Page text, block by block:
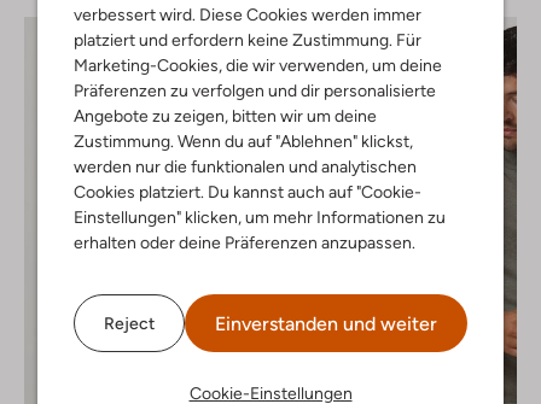
verbessert wird. Diese Cookies werden immer
platziert und erfordern keine Zustimmung. Für
Marketing-Cookies, die wir verwenden, um deine
Präferenzen zu verfolgen und dir personalisierte
Angebote zu zeigen, bitten wir um deine
Zustimmung. Wenn du auf "Ablehnen" klickst,
werden nur die funktionalen und analytischen
Cookies platziert. Du kannst auch auf "Cookie-
Einstellungen" klicken, um mehr Informationen zu
erhalten oder deine Präferenzen anzupassen.
Reject Einverstanden und weiter
Cookie-Einstellungen